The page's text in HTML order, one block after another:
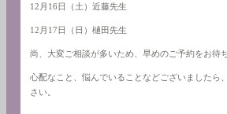
12月16日（土）近藤先生
12月17日（日）樋田先生
尚、大変ご相談が多いため、早めのご予約をお待
心配なこと、悩んでいることなどございましたら
さい。